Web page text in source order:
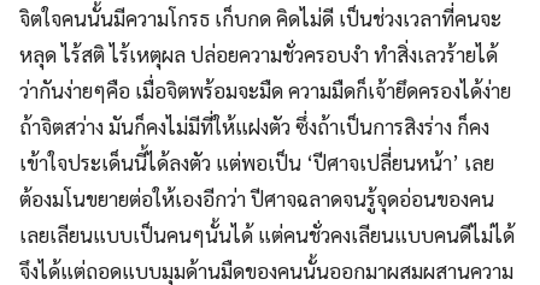
จิตใจคนนั้นมีความโกรธ เก็บกด คิดไม่ดี เป็นช่วงเวลาที่คนจะ
หลุด ไร้สติ ไร้เหตุผล ปล่อยความชั่วครอบงำ ทำสิ่งเลวร้ายได้
ว่ากันง่ายๆคือ เมื่อจิตพร้อมจะมืด ความมืดก็เจ้ายึดครองได้ง่าย
ถ้าจิตสว่าง มันก็คงไม่มีที่ให้แฝงตัว ซึ่งถ้าเป็นการสิงร่าง ก็คง
เข้าใจประเด็นนี้ได้ลงตัว แต่พอเป็น ‘ปีศาจเปลี่ยนหน้า’ เลย
ต้องมโนขยายต่อให้เองอีกว่า ปีศาจฉลาดจนรู้จุดอ่อนของคน
เลยเลียนแบบเป็นคนๆนั้นได้ แต่คนชั่วคงเลียนแบบคนดีไม่ได้
จึงได้แต่ถอดแบบมุมด้านมืดของคนนั้นออกมาผสมผสานความ